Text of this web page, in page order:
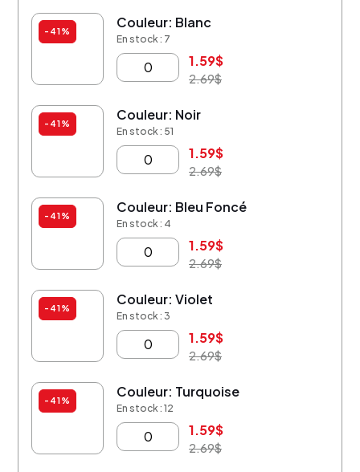
-41%
Couleur: Blanc
En stock : 7
1.59$
2.69$
-41%
Couleur: Noir
En stock : 51
1.59$
2.69$
-41%
Couleur: Bleu Foncé
En stock : 4
1.59$
2.69$
-41%
Couleur: Violet
En stock : 3
1.59$
2.69$
-41%
Couleur: Turquoise
En stock : 12
1.59$
2.69$